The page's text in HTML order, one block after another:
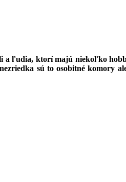
a ľudia, ktorí majú niekoľko
sú to osobitné komory